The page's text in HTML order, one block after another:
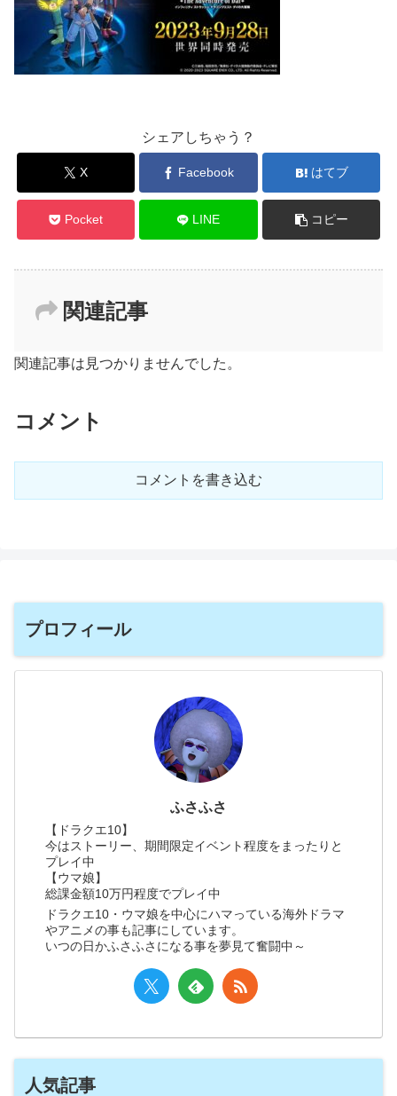
シェアしちゃう？
X Facebook はてブ
Pocket LINE コピー
関連記事
関連記事は見つかりませんでした。
コメント
コメントを書き込む
プロフィール
ふさふさ
【ドラクエ10】
今はストーリー、期間限定イベント程度をまったりと
プレイ中
【ウマ娘】
総課金額10万円程度でプレイ中
ドラクエ10・ウマ娘を中心にハマっている海外ドラマ
やアニメの事も記事にしています。
いつの日かふさふさになる事を夢見て奮闘中～
人気記事